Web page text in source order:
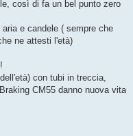
così di fa un bel punto zero
e candele ( sempre che
ne attesti l'età)
con tubi in treccia,
CM55 danno nuova vita